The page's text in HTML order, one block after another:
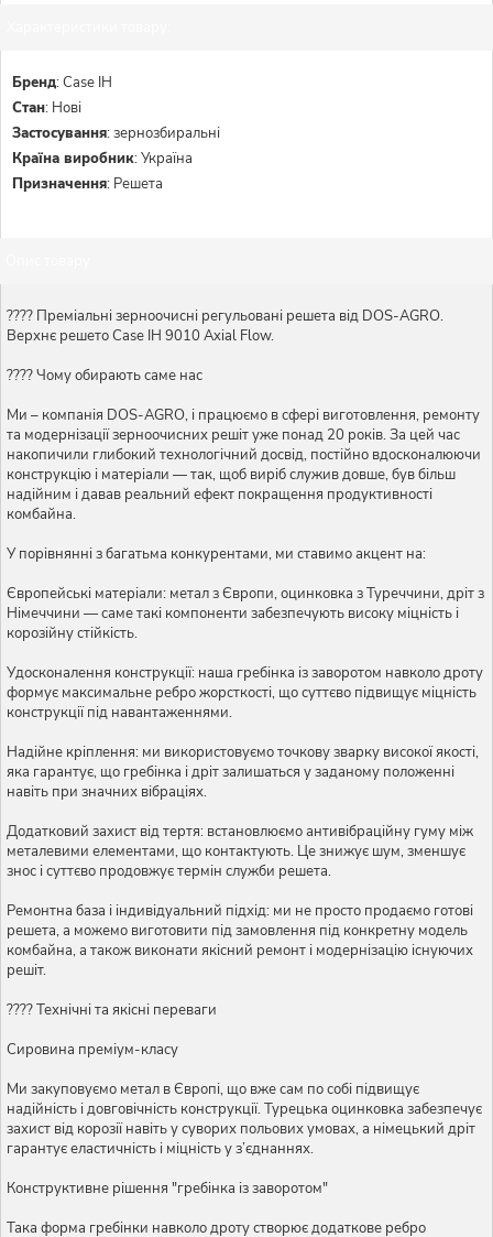
Бренд:Case IH
Стан: Нові
Застосування:зернозбиральні
Країна виробник:Україна
Призначення: Решета
???? Преміальні зерноочисні регульовані решета від DOS-AGRO.
Верхнє решето Case IH 9010 Axial Flow.
???? Чому обирають саме нас
Ми – компанія DOS-AGRO, і працюємо в сфері виготовлення, ремонту
та модернізації зерноочисних решіт уже понад 20 років. За цей час
накопичили глибокий технологічний досвід, постійно вдосконалюючи
конструкцію і матеріали — так, щоб виріб служив довше, був більш
надійним і давав реальний ефект покращення продуктивності
комбайна.
У порівнянні з багатьма конкурентами, ми ставимо акцент на:
Європейські матеріали: метал з Європи, оцинковка з Туреччини, дріт з
Німеччини — саме такі компоненти забезпечують високу міцність і
корозійну стійкість.
Удосконалення конструкції: наша гребінка із заворотом навколо дроту
формує максимальне ребро жорсткості, що суттєво підвищує міцність
конструкції під навантаженнями.
Надійне кріплення: ми використовуємо точкову зварку високої якості,
яка гарантує, що гребінка і дріт залишаться у заданому положенні
навіть при значних вібраціях.
Додатковий захист від тертя: встановлюємо антивібраційну гуму між
металевими елементами, що контактують. Це знижує шум, зменшує
знос і суттєво продовжує термін служби решета.
Ремонтна база і індивідуальний підхід: ми не просто продаємо готові
решета, а можемо виготовити під замовлення під конкретну модель
комбайна, а також виконати якісний ремонт і модернізацію існуючих
решіт.
???? Технічні та якісні переваги
Сировина преміум-класу
Ми закуповуємо метал в Європі, що вже сам по собі підвищує
надійність і довговічність конструкції. Турецька оцинковка забезпечує
захист від корозії навіть у суворих польових умовах, а німецький дріт
гарантує еластичність і міцність у з’єднаннях.
Конструктивне рішення "гребінка із заворотом"
Така форма гребінки навколо дроту створює додаткове ребро